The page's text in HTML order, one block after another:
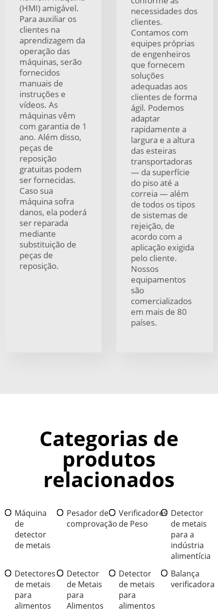
(HMI) amigável.
Para auxiliar os
clientes na
aprendizagem da
operação das
máquinas, serão
fornecidos
manuais de
instruções e
vídeos. As
máquinas vêm
com garantia de 1
ano. Além disso,
peças de
reposição
gratuitas podem
ser fornecidas.
Caso sua
máquina sofra
danos, ela poderá
ser reparada
mediante
substituição de
peças de
reposição.
necessidades dos
clientes.
Contamos com
equipes próprias
de engenheiros
que fornecem
soluções
adequadas aos
clientes de forma
ágil. Podemos
adaptar
rapidamente a
largura e a altura
das esteiras
transportadoras
— da superfície
do piso até a
correia — além
de todos os tipos
de sistemas de
rejeição, de
acordo com a
aplicação exigida
pelo cliente.
Nossos
equipamentos
são
comercializados
em mais de 80
países.
Categorias de
produtos
relacionados
Máquina
de
detector
de metais
Pesador de
comprovação
Verificadores
de Peso
Detector
de metais
para a
indústria
alimentícia
Detectores
de metais
para
alimentos
Detector
de Metais
para
Alimentos
Detector
de metais
para
alimentos
Balança
verificadora